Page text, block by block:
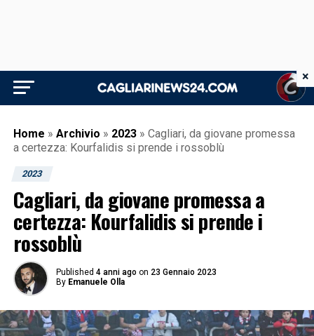
Home » Archivio » 2023 » Cagliari, da giovane promessa
a certezza: Kourfalidis si prende i rossoblù
2023
Cagliari, da giovane promessa a
certezza: Kourfalidis si prende i
rossoblù
Published 4 anni ago on 23 Gennaio 2023
By Emanuele Olla
×